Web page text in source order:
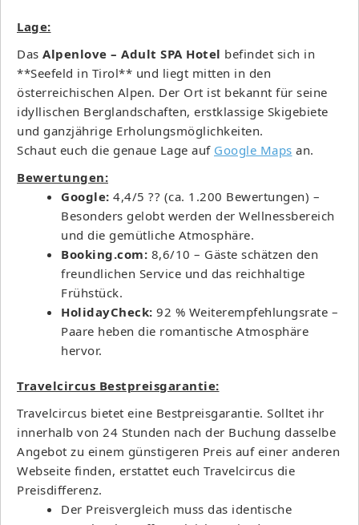
Lage:
Das Alpenlove – Adult SPA Hotel befindet sich in
**Seefeld in Tirol** und liegt mitten in den
österreichischen Alpen. Der Ort ist bekannt für seine
idyllischen Berglandschaften, erstklassige Skigebiete
und ganzjährige Erholungsmöglichkeiten.
Schaut euch die genaue Lage auf Google Maps an.
Bewertungen:
Google: 4,4/5 ?? (ca. 1.200 Bewertungen) –
Besonders gelobt werden der Wellnessbereich
und die gemütliche Atmosphäre.
Booking.com: 8,6/10 – Gäste schätzen den
freundlichen Service und das reichhaltige
Frühstück.
HolidayCheck: 92 % Weiterempfehlungsrate –
Paare heben die romantische Atmosphäre
hervor.
Travelcircus Bestpreisgarantie:
Travelcircus bietet eine Bestpreisgarantie. Solltet ihr
innerhalb von 24 Stunden nach der Buchung dasselbe
Angebot zu einem günstigeren Preis auf einer anderen
Webseite finden, erstattet euch Travelcircus die
Preisdifferenz.
Der Preisvergleich muss das identische